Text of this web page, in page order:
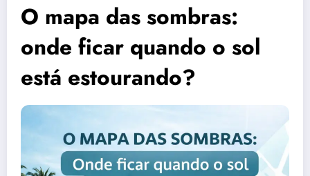
O mapa das sombras:
onde ficar quando o sol
está estourando?